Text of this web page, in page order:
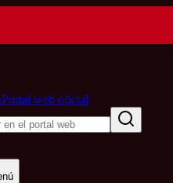
Portal web oficial